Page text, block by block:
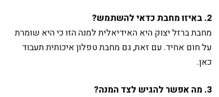
2. באיזו מחבת כדאי להשתמש?
מחבת ברזל יצוק היא האידיאלית למנה הזו כי היא שומרת
על חום אחיד. עם זאת, גם מחבת טפלון איכותית תעבוד
כאן.
3. מה אפשר להגיש לצד המנה?